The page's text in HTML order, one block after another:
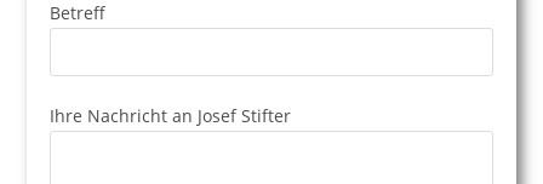
Betreff
Ihre Nachricht an Josef Stifter